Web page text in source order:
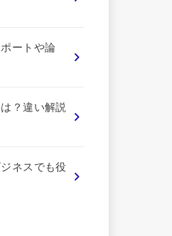
ートや論
？違い解説
ネスでも役